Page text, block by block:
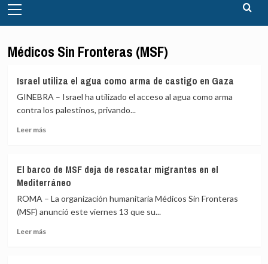
principal
Médicos Sin Fronteras (MSF)
Israel utiliza el agua como arma de castigo en Gaza
GINEBRA – Israel ha utilizado el acceso al agua como arma
contra los palestinos, privando...
Leer másLeer
utiliza
el
agua
como
de
El barco de MSF deja de rescatar migrantes en el
Mediterráneo
ROMA – La organización humanitaria Médicos Sin Fronteras
(MSF) anunció este viernes 13 que su...
Leer másLeer